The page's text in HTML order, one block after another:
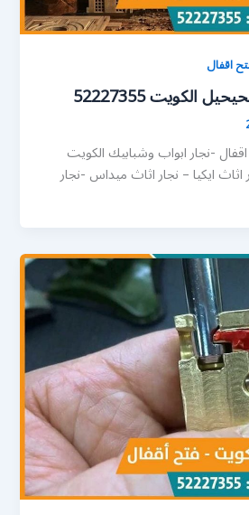
اقفال
الكويت 52227355
-نجار ابواب وشبابيك الكويت
ايكيا – نجار اثاث ميداس -نجار